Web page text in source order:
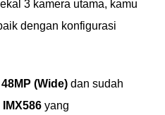
3 kamera utama, kamu
dengan konfigurasi
48MP (Wide) dan sudah
yang